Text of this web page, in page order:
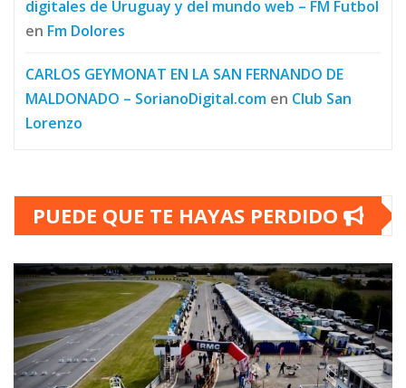
digitales de Uruguay y del mundo web – FM Futbol
en Fm Dolores
CARLOS GEYMONAT EN LA SAN FERNANDO DE
MALDONADO – SorianoDigital.com en Club San
Lorenzo
PUEDE QUE TE HAYAS PERDIDO